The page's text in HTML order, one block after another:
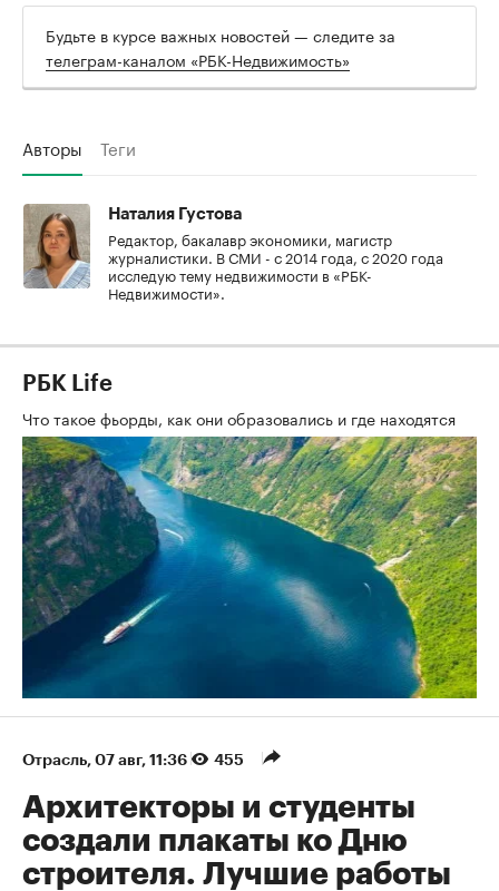
Будьте в курсе важных новостей — следите за
телеграм-каналом «РБК-Недвижимость»
Авторы Теги
Наталия Густова
Редактор, бакалавр экономики, магистр
журналистики. В СМИ - с 2014 года, с 2020 года
исследую тему недвижимости в «РБК-
Недвижимости».
РБК Life
Что такое фьорды, как они образовались и где находятся
Отрасль⁠, 07 авг, 11:36 455
Архитекторы и студенты
создали плакаты ко Дню
строителя. Лучшие работы